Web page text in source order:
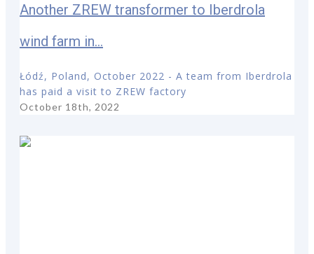
Another ZREW transformer to Iberdrola
wind farm in...
Łódź, Poland, October 2022 - A team from Iberdrola
has paid a visit to ZREW factory
October 18th, 2022